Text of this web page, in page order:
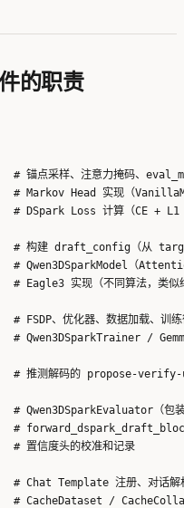
的职责
采样、注意力掩码、
Head 实现（
Loss 计算（CE + L1
建 draft_config（从
（
实现（不同算法，类似
、优化器、数据加载、训练
/
测解码的 propose-verify-
（包装
信度头的校准和记录
Template 注册、对话解析
CacheDataset /